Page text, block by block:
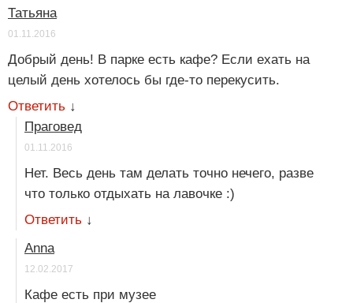
Татьяна
01.11.2016
Добрый день! В парке есть кафе? Если ехать на
целый день хотелось бы где-то перекусить.
Ответить ↓
Праговед
01.11.2016
Нет. Весь день там делать точно нечего, разве
что только отдыхать на лавочке :)
Ответить ↓
Anna
12.02.2017
Кафе есть при музее